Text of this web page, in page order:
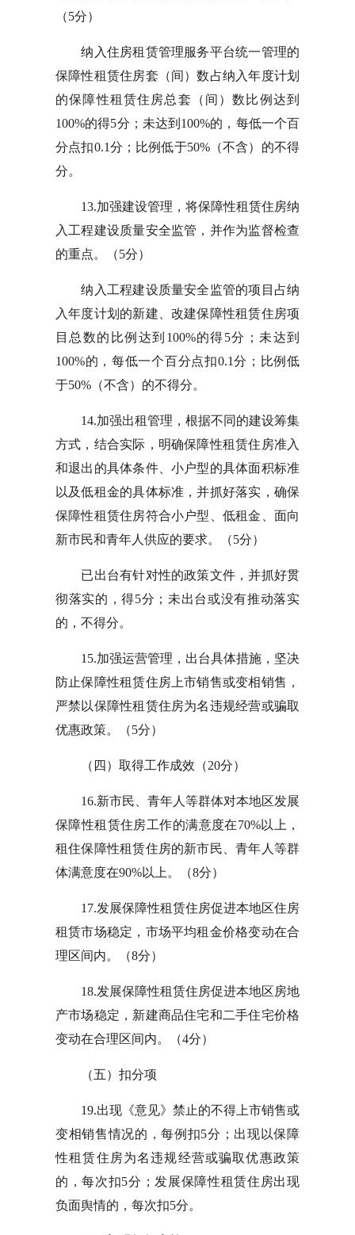
（5分）
纳入住房租赁管理服务平台统一管理的
保障性租赁住房套（间）数占纳入年度计划
的保障性租赁住房总套（间）数比例达到
100%的得5分；未达到100%的，每低一个百
分点扣0.1分；比例低于50%（不含）的不得
分。
13.加强建设管理，将保障性租赁住房纳
入工程建设质量安全监管，并作为监督检查
的重点。（5分）
纳入工程建设质量安全监管的项目占纳
入年度计划的新建、改建保障性租赁住房项
目总数的比例达到100%的得5分；未达到
100%的，每低一个百分点扣0.1分；比例低
于50%（不含）的不得分。
14.加强出租管理，根据不同的建设筹集
方式，结合实际，明确保障性租赁住房准入
和退出的具体条件、小户型的具体面积标准
以及低租金的具体标准，并抓好落实，确保
保障性租赁住房符合小户型、低租金、面向
新市民和青年人供应的要求。（5分）
已出台有针对性的政策文件，并抓好贯
彻落实的，得5分；未出台或没有推动落实
的，不得分。
15.加强运营管理，出台具体措施，坚决
防止保障性租赁住房上市销售或变相销售，
严禁以保障性租赁住房为名违规经营或骗取
优惠政策。（5分）
（四）取得工作成效（20分）
16.新市民、青年人等群体对本地区发展
保障性租赁住房工作的满意度在70%以上，
租住保障性租赁住房的新市民、青年人等群
体满意度在90%以上。（8分）
17.发展保障性租赁住房促进本地区住房
租赁市场稳定，市场平均租金价格变动在合
理区间内。（8分）
18.发展保障性租赁住房促进本地区房地
产市场稳定，新建商品住宅和二手住宅价格
变动在合理区间内。（4分）
（五）扣分项
19.出现《意见》禁止的不得上市销售或
变相销售情况的，每例扣5分；出现以保障
性租赁住房为名违规经营或骗取优惠政策
的，每次扣5分；发展保障性租赁住房出现
负面舆情的，每次扣5分。